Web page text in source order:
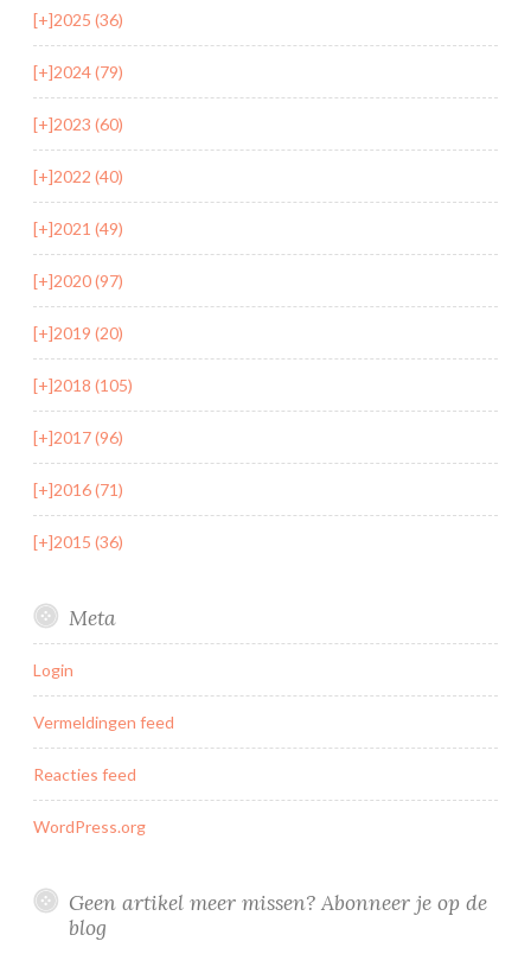
[+]2025 (36)
[+]2024 (79)
[+]2023 (60)
[+]2022 (40)
[+]2021 (49)
[+]2020 (97)
[+]2019 (20)
[+]2018 (105)
[+]2017 (96)
[+]2016 (71)
[+]2015 (36)
Meta
Login
Vermeldingen feed
Reacties feed
WordPress.org
Geen artikel meer missen? Abonneer je op de
blog